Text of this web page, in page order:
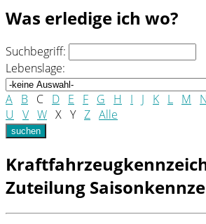
Was erledige ich wo?
Suchbegriff:
Lebenslage:
A B C D E F G H I J K L M N
U
V W X Y Z Alle
suchen
Zuteilung